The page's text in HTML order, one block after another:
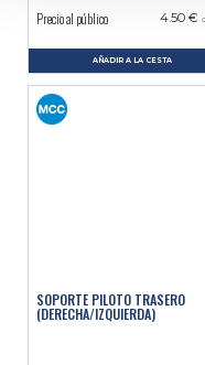
Precio al público 4.50 €
AÑADIR A LA CESTA
SOPORTE PILOTO TRASERO
(DERECHA/IZQUIERDA)